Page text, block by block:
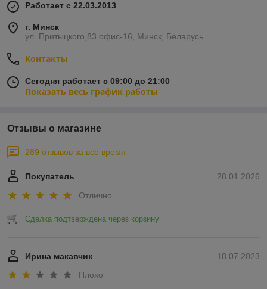
Работает с 22.03.2013
г. Минск
ул. Притыцкого,83 офис-16, Минск, Беларусь
Контакты
Сегодня работает с 09:00 до 21:00
Показать весь график работы
Отзывы о магазине
289 отзывов за всё время
28.01.2026
Покупатель
Отлично
Сделка подтверждена через корзину
18.07.2023
Ирина макавчик
Плохо